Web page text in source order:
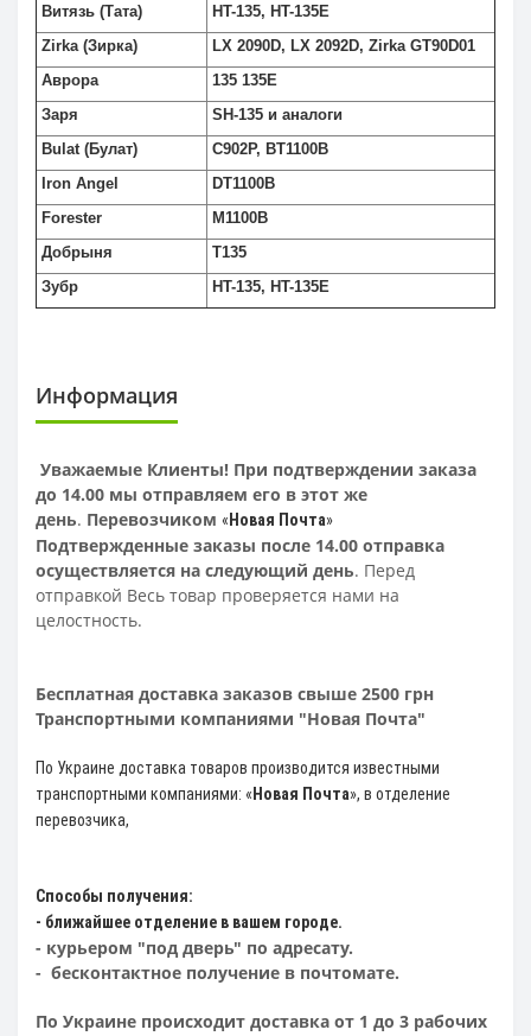
Витязь (Тата)
HT-135, HT-135E
Zirka (Зирка)
LX 2090D, LX 2092D, Zirka GT90D01
Аврора
135 135E
Заря
SH-135 и аналоги
Bulat (Булат)
C902P, BT1100B
Iron Angel
DT1100B
Forester
M1100B
Добрыня
T135
Зубр
HT-135, HT-135E
Информация
Уважаемые Клиенты! При подтверждении заказа
до 14.00 мы отправляем его в этот же
день. Перевозчиком «Новая Почта»
Подтвержденные заказы после 14.00 отправка
осуществляется на следующий день. Перед
отправкой Весь товар проверяется нами на
целостность.
Бесплатная доставка заказов свыше 2500 грн
Транспортными компаниями "Новая Почта"
По Украине доставка товаров производится известными
транспортными компаниями: «Новая Почта», в отделение
перевозчика,
Способы получения:
- ближайшее отделение в вашем городе.
- курьером "под дверь" по адресату.
- бесконтактное получение в почтомате.
По Украине происходит доставка от 1 до 3 рабочих